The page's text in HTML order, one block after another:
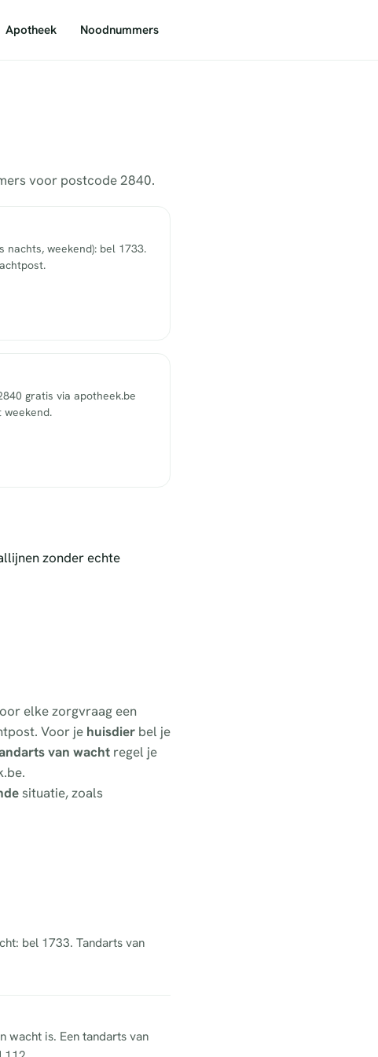
Apotheek Noodnummers
voor postcode 2840.
nachts, weekend): bel 1733.
gratis via apotheek.be
weekend.
zonder echte
elke zorgvraag een
Voor je huisdier bel je
van wacht regel je
situatie, zoals
bel 1733. Tandarts van
wacht is. Een tandarts van